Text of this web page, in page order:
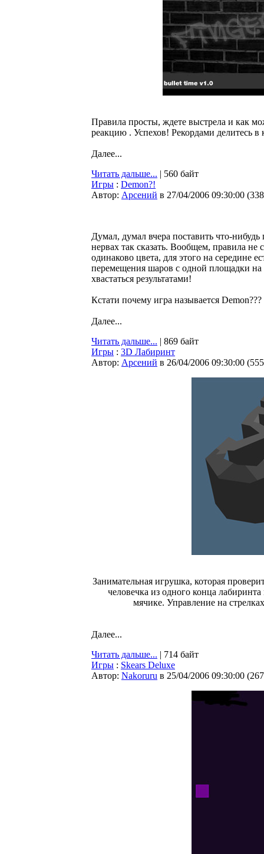
Правила просты, ждете выстрела и как
реакцию . Успехов! Рекордами делитесь в
Далее...
Читать дальше... | 560 байт
Игры : Demon?!
Автор: Арсений в 27/04/2006 09:30:00 (
Думал, думал вчера поставить что-
нервах так сказать. Вообщем, правила
одинаково цвета, для этого на середине
перемещения шаров с одной площадки на
хвастаться результатами!
Кстати почему игра называется Demon???
Далее...
Читать дальше... | 869 байт
Игры : 3D Лабиринт
Автор: Арсений в 26/04/2006 09:30:00 (
Занимательная игрушка, которая
человечка из одного конца
мячике. Управление на
Далее...
Читать дальше... | 714 байт
Игры : Skears Deluxe
Автор: Nakoruru в 25/04/2006 09:30:00 (